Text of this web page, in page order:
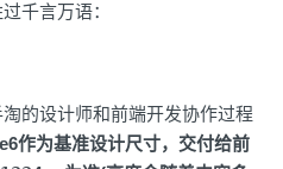
千言万语：
的设计师和前端开发协作过程
作为基准设计尺寸，交付给前